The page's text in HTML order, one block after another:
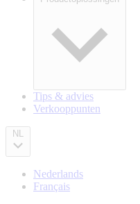
navigation
Tips & advies
Verkooppunten
NL
Nederlands
Français